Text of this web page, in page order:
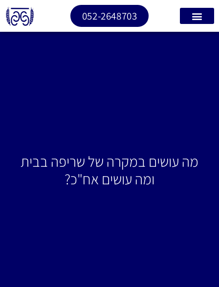
052-2648703
מה עושים במקרה של שריפה בבית
ומה עושים אח"כ?